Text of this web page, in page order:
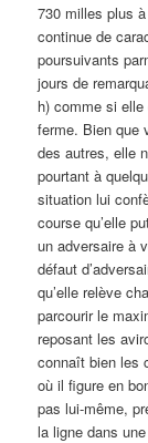
730 milles plus
continue de
poursuivants
jours de
h) comme si
ferme. Bien que
des autres, elle
pourtant à
situation lui
course qu’elle
un adversaire à
défaut
qu’elle relève
parcourir le
reposant les
connaît bien les
où il figure en
pas lui-même,
la ligne dans